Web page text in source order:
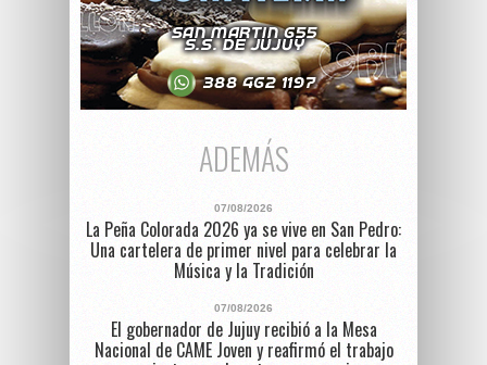
ADEMÁS
07/08/2026
La Peña Colorada 2026 ya se vive en San Pedro:
Una cartelera de primer nivel para celebrar la
Música y la Tradición
07/08/2026
El gobernador de Jujuy recibió a la Mesa
Nacional de CAME Joven y reafirmó el trabajo